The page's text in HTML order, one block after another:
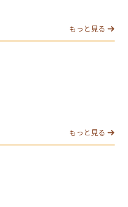
もっと見る
もっと見る